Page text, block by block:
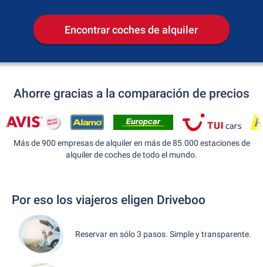
Encontrar coches de alquiler
Ahorre gracias a la comparación de precios
Más de 900 empresas de alquiler en más de 85.000 estaciones de
alquiler de coches de todo el mundo.
Por eso los viajeros eligen Driveboo
Reservar en sólo 3 pasos. Simple y transparente.